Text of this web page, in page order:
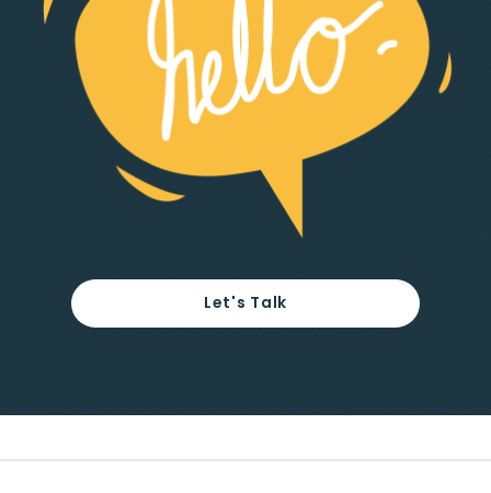
Let's Talk